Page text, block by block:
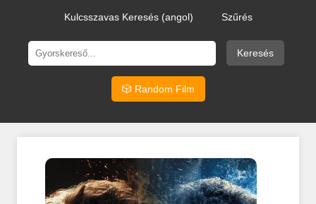
Kulcsszavas Keresés (angol) Szűrés
Keresés
🎲 Random Film